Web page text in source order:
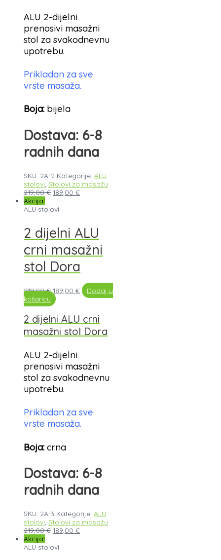
ALU 2-dijelni
prenosivi masažni
stol za svakodnevnu
upotrebu.
Prikladan za sve
vrste masaža.
Boja: bijela
Dostava: 6-8
radnih dana
SKU: 2A-2 Kategorije: ALU
stolovi Stolovi za masažu
219,00€ 189,00 €
Akcija!
ALU stolovi
2 dijelni ALU
crni masažni
stol Dora
219,00€ 189,00 €
Dodaj u
košaricu
2 dijelni ALU crni
masažni stol Dora
ALU 2-dijelni
prenosivi masažni
stol za svakodnevnu
upotrebu.
Prikladan za sve
vrste masaža.
Boja: crna
Dostava: 6-8
radnih dana
SKU: 2A-3 Kategorije: ALU
stolovi, Stolovi za masažu
219,00€ 189,00 €
Akcija!
ALU stolovi